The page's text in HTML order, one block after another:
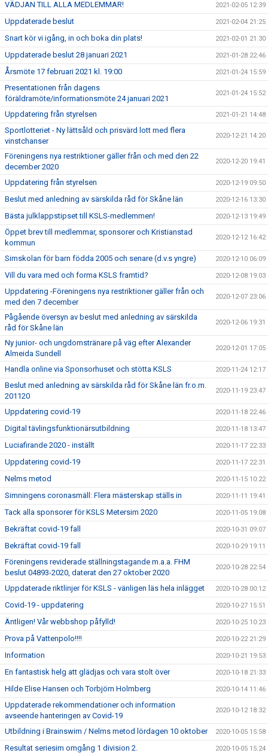
VÄDJAN TILL ALLA MEDLEMMAR! 2021-02-05 12:39
Uppdaterade beslut 2021-02-04 21:25
Snart kör vi igång, in och boka din plats! 2021-02-01 21:30
Uppdaterade beslut 28 januari 2021 2021-01-28 22:46
Årsmöte 17 februari 2021 kl. 19:00 2021-01-24 15:59
Presentationen från dagens
föräldramöte/informationsmöte 24 januari 2021
2021-01-24 15:52
Uppdatering från styrelsen 2021-01-21 14:48
Sportlotteriet - Ny lättsåld och prisvärd lott med flera
vinstchanser
2020-12-21 14:20
Föreningens nya restriktioner gäller från och med den 22
december 2020
2020-12-20 19:41
Uppdatering från styrelsen 2020-12-19 09:50
Beslut med anledning av särskilda råd för Skåne län 2020-12-16 13:30
Bästa julklappstipset till KSLS-medlemmen! 2020-12-13 19:49
Öppet brev till medlemmar, sponsorer och Kristianstad
kommun
2020-12-12 16:42
Simskolan för barn födda 2005 och senare (d.v.s yngre) 2020-12-10 06:09
Vill du vara med och forma KSLS framtid? 2020-12-08 19:03
Uppdatering -Föreningens nya restriktioner gäller från och
med den 7 december
2020-12-07 23:06
Pågående översyn av beslut med anledning av särskilda
råd för Skåne län
2020-12-06 19:31
Ny junior- och ungdomstränare på väg efter Alexander
Almeida Sundell
2020-12-01 17:05
Handla online via Sponsorhuset och stötta KSLS 2020-11-24 12:17
Beslut med anledning av särskilda råd för Skåne län fr.o.m.
201120
2020-11-19 23:47
Uppdatering covid-19 2020-11-18 22:46
Digital tävlingsfunktionärsutbildning 2020-11-18 13:47
Luciafirande 2020 - inställt 2020-11-17 22:33
Uppdatering covid-19 2020-11-17 22:31
Nelms metod 2020-11-15 10:22
Simningens coronasmäll: Flera mästerskap ställs in 2020-11-11 19:41
Tack alla sponsorer för KSLS Metersim 2020 2020-11-05 19:08
Bekräftat covid-19 fall 2020-10-31 09:07
Bekräftat covid-19 fall 2020-10-29 19:11
Föreningens reviderade ställningstagande m.a.a. FHM
beslut 04893-2020, daterat den 27 oktober 2020
2020-10-28 22:54
Uppdaterade riktlinjer för KSLS - vänligen läs hela inlägget 2020-10-28 00:12
Covid-19 - uppdatering 2020-10-27 15:51
Äntligen! Vår webbshop påfylld! 2020-10-25 10:23
Prova på Vattenpolo!!!! 2020-10-22 21:29
Information 2020-10-21 19:53
En fantastisk helg att glädjas och vara stolt över 2020-10-18 21:33
Hilde Elise Hansen och Torbjörn Holmberg 2020-10-14 11:46
Uppdaterade rekommendationer och information
avseende hanteringen av Covid-19
2020-10-12 18:32
Utbildning i Brainswim / Nelms metod lördagen 10 oktober 2020-10-05 15:58
Resultat seriesim omgång 1 division 2. 2020-10-05 15:24